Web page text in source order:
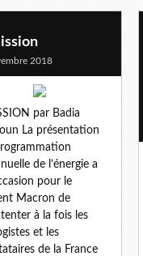
2018
par Badia
La présentation
de l’énergie a
pour le
Macron de
à la fois les
et les
de la France